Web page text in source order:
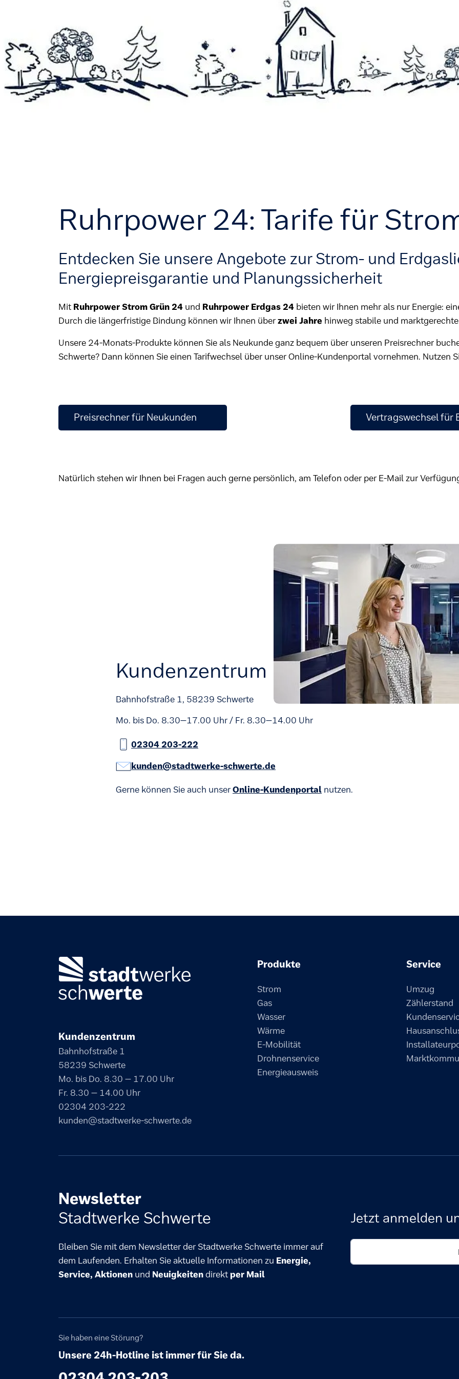
Ruhrpower 24: Tarife für
Entdecken Sie unsere Angebote zur Strom- und
Energiepreisgarantie und Planungssicherheit
Mit Ruhrpower Strom Grün 24 und Ruhrpower Erdgas 24 bieten wir Ihnen mehr als nur Energie:
Durch die längerfristige Bindung können wir Ihnen überzwei Jahre hinweg stabile und
Unsere 24-Monats-Produkte können Sie als Neukunde ganz bequem über unseren Preisrechner
Schwerte? Dann können Sie einen Tarifwechsel über unser Online-Kundenportal vornehmen. Nutzen
Preisrechner für Neukunden Vertragswechsel für
Natürlich stehen wir Ihnen bei Fragen auch gerne persönlich, am Telefon oder per E-Mail zur
Kundenzentrum
Bahnhofstraße 1, 58239 Schwerte
Mo. bis Do. 8.30–17.00 Uhr / Fr. 8.30–14.00 Uhr
02304 203-222
kunden@stadtwerke-schwerte.de
Gerne können Sie auch unserOnline-Kundenportal nutzen.
Kundenzentrum
Bahnhofstraße 1
58239 Schwerte
Mo. bis Do. 8.30 – 17.00 Uhr
Fr. 8.30 – 14.00 Uhr
02304 203-222
kunden@stadtwerke-schwerte.de
Produkte
Strom
Gas
Wasser
Wärme
E-Mobilität
Drohnenservice
Energieausweis
Service
Umzug
Zählerstand
Newsletter
Stadtwerke Schwerte
Bleiben Sie mit dem Newsletter der Stadtwerke Schwerte immer auf
dem Laufenden. Erhalten Sie aktuelle Informationen zu Energie,
Service, Aktionen und Neuigkeitendirekt per Mail
Jetzt anmelden
Sie haben eine Störung?
Unsere 24h-Hotline ist immer für Sie da.